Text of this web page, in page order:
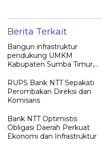
Berita Terkait
Bangun infrastruktur
pendukung UMKM
Kabupaten Sumba Timur,
208,5
RUPS Bank NTT Sepakati
Perombakan Direksi dan
Komisaris
Bank NTT Optimistis
Obligasi Daerah Perkuat
Ekonomi dan Infrastruktur